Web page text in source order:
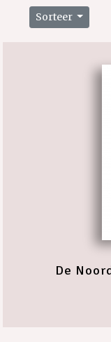
Sorteer
De